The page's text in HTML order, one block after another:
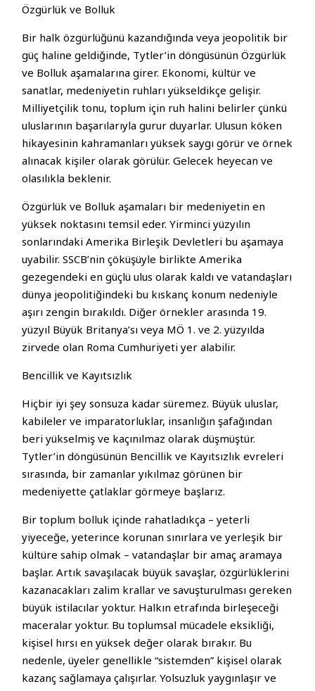
Özgürlük ve Bolluk
Bir halk özgürlüğünü kazandığında veya jeopolitik bir
güç haline geldiğinde, Tytler’in döngüsünün Özgürlük
ve Bolluk aşamalarına girer. Ekonomi, kültür ve
sanatlar, medeniyetin ruhları yükseldikçe gelişir.
Milliyetçilik tonu, toplum için ruh halini belirler çünkü
uluslarının başarılarıyla gurur duyarlar. Ulusun köken
hikayesinin kahramanları yüksek saygı görür ve örnek
alınacak kişiler olarak görülür. Gelecek heyecan ve
olasılıkla beklenir.
Özgürlük ve Bolluk aşamaları bir medeniyetin en
yüksek noktasını temsil eder. Yirminci yüzyılın
sonlarındaki Amerika Birleşik Devletleri bu aşamaya
uyabilir. SSCB’nin çöküşüyle ​​birlikte Amerika
gezegendeki en güçlü ulus olarak kaldı ve vatandaşları
dünya jeopolitiğindeki bu kıskanç konum nedeniyle
aşırı zengin bırakıldı. Diğer örnekler arasında 19.
yüzyıl Büyük Britanya’sı veya MÖ 1. ve 2. yüzyılda
zirvede olan Roma Cumhuriyeti yer alabilir.
Bencillik ve Kayıtsızlık
Hiçbir iyi şey sonsuza kadar süremez. Büyük uluslar,
kabileler ve imparatorluklar, insanlığın şafağından
beri yükselmiş ve kaçınılmaz olarak düşmüştür.
Tytler’in döngüsünün Bencillik ve Kayıtsızlık evreleri
sırasında, bir zamanlar yıkılmaz görünen bir
medeniyette çatlaklar görmeye başlarız.
Bir toplum bolluk içinde rahatladıkça – yeterli
yiyeceğe, yeterince korunan sınırlara ve yerleşik bir
kültüre sahip olmak – vatandaşlar bir amaç aramaya
başlar. Artık savaşılacak büyük savaşlar, özgürlüklerini
kazanacakları zalim krallar ve savuşturulması gereken
büyük istilacılar yoktur. Halkın etrafında birleşeceği
maceralar yoktur. Bu toplumsal mücadele eksikliği,
kişisel hırsı en yüksek değer olarak bırakır. Bu
nedenle, üyeler genellikle “sistemden” kişisel olarak
kazanç sağlamaya çalışırlar. Yolsuzluk yaygınlaşır ve